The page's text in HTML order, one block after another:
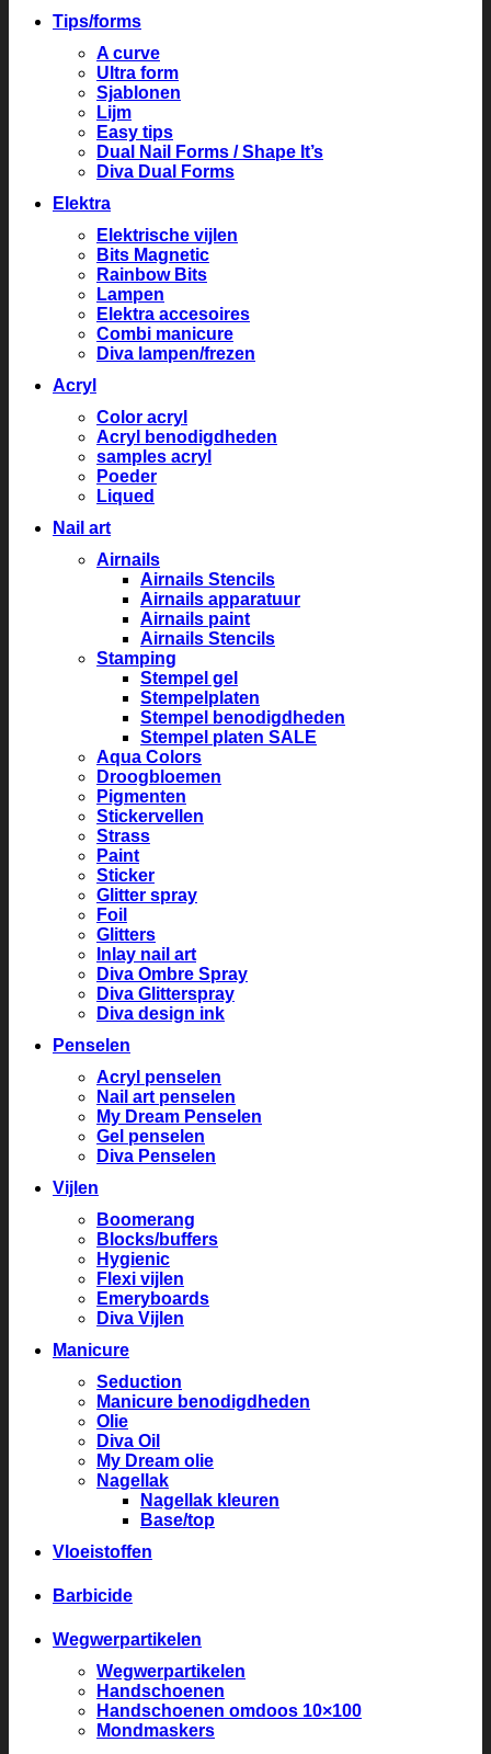
Tips/forms
A curve
Ultra form
Sjablonen
Lijm
Easy tips
Dual Nail Forms / Shape It’s
Diva Dual Forms
Elektra
Elektrische vijlen
Bits Magnetic
Rainbow Bits
Lampen
Elektra accesoires
Combi manicure
Diva lampen/frezen
Acryl
Color acryl
Acryl benodigdheden
samples acryl
Poeder
Liqued
Nail art
Airnails
Airnails Stencils
Airnails apparatuur
Airnails paint
Airnails Stencils
Stamping
Stempel gel
Stempelplaten
Stempel benodigdheden
Stempel platen SALE
Aqua Colors
Droogbloemen
Pigmenten
Stickervellen
Strass
Paint
Sticker
Glitter spray
Foil
Glitters
Inlay nail art
Diva Ombre Spray
Diva Glitterspray
Diva design ink
Penselen
Acryl penselen
Nail art penselen
My Dream Penselen
Gel penselen
Diva Penselen
Vijlen
Boomerang
Blocks/buffers
Hygienic
Flexi vijlen
Emeryboards
Diva Vijlen
Manicure
Seduction
Manicure benodigdheden
Olie
Diva Oil
My Dream olie
Nagellak
Nagellak kleuren
Base/top
Vloeistoffen
Barbicide
Wegwerpartikelen
Wegwerpartikelen
Handschoenen
Handschoenen omdoos 10×100
Mondmaskers